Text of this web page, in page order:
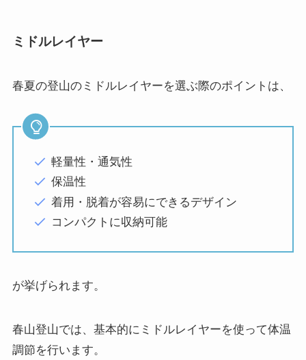
ミドルレイヤー
春夏の登山のミドルレイヤーを選ぶ際のポイントは、
軽量性・通気性
保温性
着用・脱着が容易にできるデザイン
コンパクトに収納可能
が挙げられます。
春山登山では、基本的にミドルレイヤーを使って体温
調節を行います。